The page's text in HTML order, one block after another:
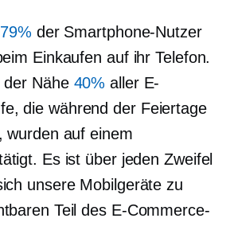
79% der Smartphone-Nutzer
Einkaufen auf ihr Telefon.
Nähe 40% aller E-
die während der Feiertage
wurden auf einem
Es ist über jeden Zweifel
unsere Mobilgeräte zu
Teil des E-Commerce-